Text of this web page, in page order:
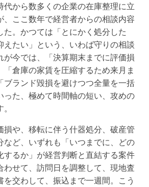
代から数多くの企業の在庫整理に立
、ここ数年で経営者からの相談内容
た。かつては「とにかく処分した
えたい」という、いわば守りの相談
が今では、「決算期末までに評価損
倉庫の家賃を圧縮するため来月ま
ブランド毀損を避けつつ全量を一括
った、極めて時間軸の短い、攻めの
損や、移転に伴う什器処分、破産管
など、いずれも「いつまでに、どの
するか」が経営判断と直結する案件
わせて、訪問日を調整して、現地査
を交わして、振込まで一週間。こう